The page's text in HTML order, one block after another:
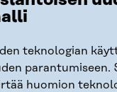
teknologian
parantumiseen.
huomion